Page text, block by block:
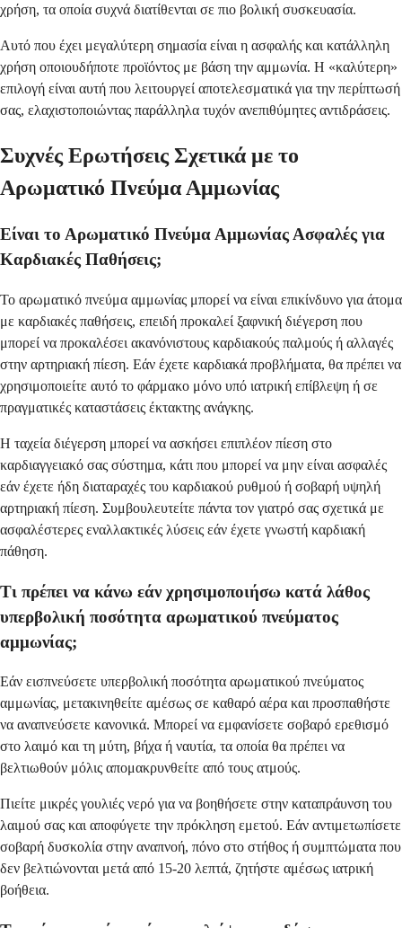
χρήση, τα οποία συχνά διατίθενται σε πιο βολική συσκευασία.
Αυτό που έχει μεγαλύτερη σημασία είναι η ασφαλής και κατάλληλη
χρήση οποιουδήποτε προϊόντος με βάση την αμμωνία. Η «καλύτερη»
επιλογή είναι αυτή που λειτουργεί αποτελεσματικά για την περίπτωσή
σας, ελαχιστοποιώντας παράλληλα τυχόν ανεπιθύμητες αντιδράσεις.
Συχνές Ερωτήσεις Σχετικά με το
Αρωματικό Πνεύμα Αμμωνίας
Είναι το Αρωματικό Πνεύμα Αμμωνίας Ασφαλές για
Καρδιακές Παθήσεις;
Το αρωματικό πνεύμα αμμωνίας μπορεί να είναι επικίνδυνο για άτομα
με καρδιακές παθήσεις, επειδή προκαλεί ξαφνική διέγερση που
μπορεί να προκαλέσει ακανόνιστους καρδιακούς παλμούς ή αλλαγές
στην αρτηριακή πίεση. Εάν έχετε καρδιακά προβλήματα, θα πρέπει να
χρησιμοποιείτε αυτό το φάρμακο μόνο υπό ιατρική επίβλεψη ή σε
πραγματικές καταστάσεις έκτακτης ανάγκης.
Η ταχεία διέγερση μπορεί να ασκήσει επιπλέον πίεση στο
καρδιαγγειακό σας σύστημα, κάτι που μπορεί να μην είναι ασφαλές
εάν έχετε ήδη διαταραχές του καρδιακού ρυθμού ή σοβαρή υψηλή
αρτηριακή πίεση. Συμβουλευτείτε πάντα τον γιατρό σας σχετικά με
ασφαλέστερες εναλλακτικές λύσεις εάν έχετε γνωστή καρδιακή
πάθηση.
Τι πρέπει να κάνω εάν χρησιμοποιήσω κατά λάθος
υπερβολική ποσότητα αρωματικού πνεύματος
αμμωνίας;
Εάν εισπνεύσετε υπερβολική ποσότητα αρωματικού πνεύματος
αμμωνίας, μετακινηθείτε αμέσως σε καθαρό αέρα και προσπαθήστε
να αναπνεύσετε κανονικά. Μπορεί να εμφανίσετε σοβαρό ερεθισμό
στο λαιμό και τη μύτη, βήχα ή ναυτία, τα οποία θα πρέπει να
βελτιωθούν μόλις απομακρυνθείτε από τους ατμούς.
Πιείτε μικρές γουλιές νερό για να βοηθήσετε στην καταπράυνση του
λαιμού σας και αποφύγετε την πρόκληση εμετού. Εάν αντιμετωπίσετε
σοβαρή δυσκολία στην αναπνοή, πόνο στο στήθος ή συμπτώματα που
δεν βελτιώνονται μετά από 15-20 λεπτά, ζητήστε αμέσως ιατρική
βοήθεια.